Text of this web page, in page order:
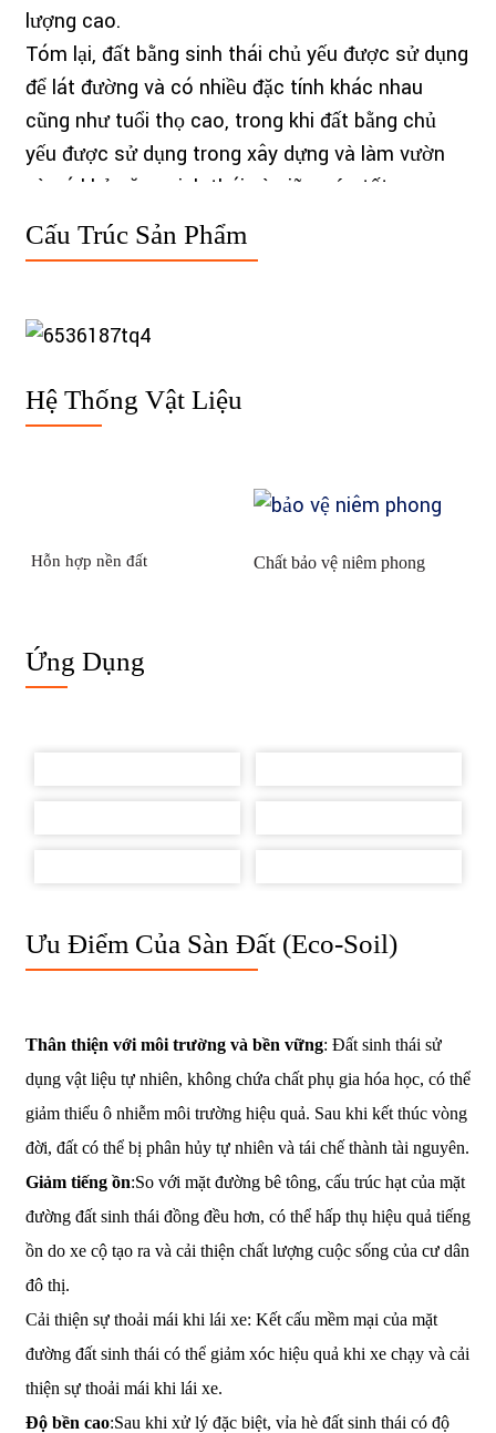
lượng cao.
Tóm lại, đất bằng sinh thái chủ yếu được sử dụng
để lát đường và có nhiều đặc tính khác nhau
cũng như tuổi thọ cao, trong khi đất bằng chủ
yếu được sử dụng trong xây dựng và làm vườn
và có khả năng sinh thái và giữ nước tốt.
Cấu Trúc Sản Phẩm
Hệ Thống Vật Liệu
Hỗn hợp nền đất Chất bảo vệ niêm phong
Ứng Dụng
Ưu Điểm Của Sàn Đất (Eco-Soil)
Thân thiện với môi trường và bền vững: Đất sinh thái sử
dụng vật liệu tự nhiên, không chứa chất phụ gia hóa học, có thể
giảm thiểu ô nhiễm môi trường hiệu quả. Sau khi kết thúc vòng
đời, đất có thể bị phân hủy tự nhiên và tái chế thành tài nguyên.
Giảm tiếng ồn:So với mặt đường bê tông, cấu trúc hạt của mặt
đường đất sinh thái đồng đều hơn, có thể hấp thụ hiệu quả tiếng
ồn do xe cộ tạo ra và cải thiện chất lượng cuộc sống của cư dân
đô thị.
Cải thiện sự thoải mái khi lái xe: Kết cấu mềm mại của mặt
đường đất sinh thái có thể giảm xóc hiệu quả khi xe chạy và cải
thiện sự thoải mái khi lái xe.
Độ bền cao:Sau khi xử lý đặc biệt, vỉa hè đất sinh thái có độ